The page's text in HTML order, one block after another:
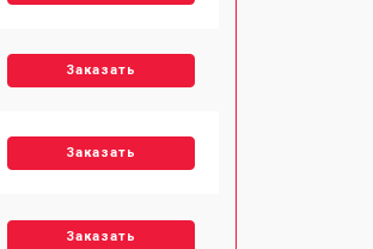
Заказать
Заказать
Заказать